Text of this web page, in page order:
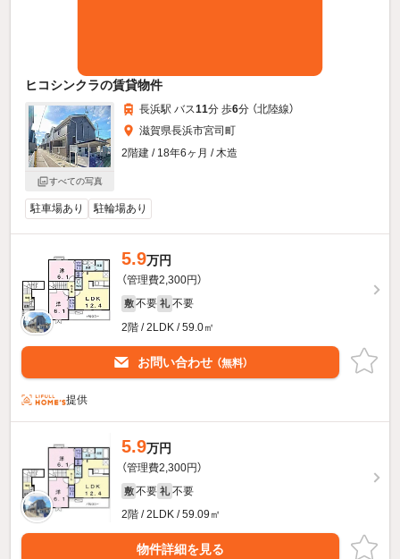
ヒコシンクラの賃貸物件
すべての写真
長浜駅 バス11分 歩6分 （北陸線）
滋賀県長浜市宮司町
2階建 / 18年6ヶ月 / 木造
駐車場あり 駐輪場あり
5.9万円
（管理費2,300円）
敷 不要 礼 不要
2階 / 2LDK / 59.0㎡
お問い合わせ （無料）
提供
5.9万円
（管理費2,300円）
敷 不要 礼 不要
2階 / 2LDK / 59.09㎡
物件詳細を見る